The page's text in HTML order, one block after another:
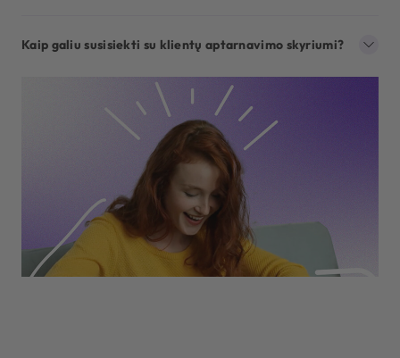
Kaip galiu susisiekti su klientų aptarnavimo skyriumi?